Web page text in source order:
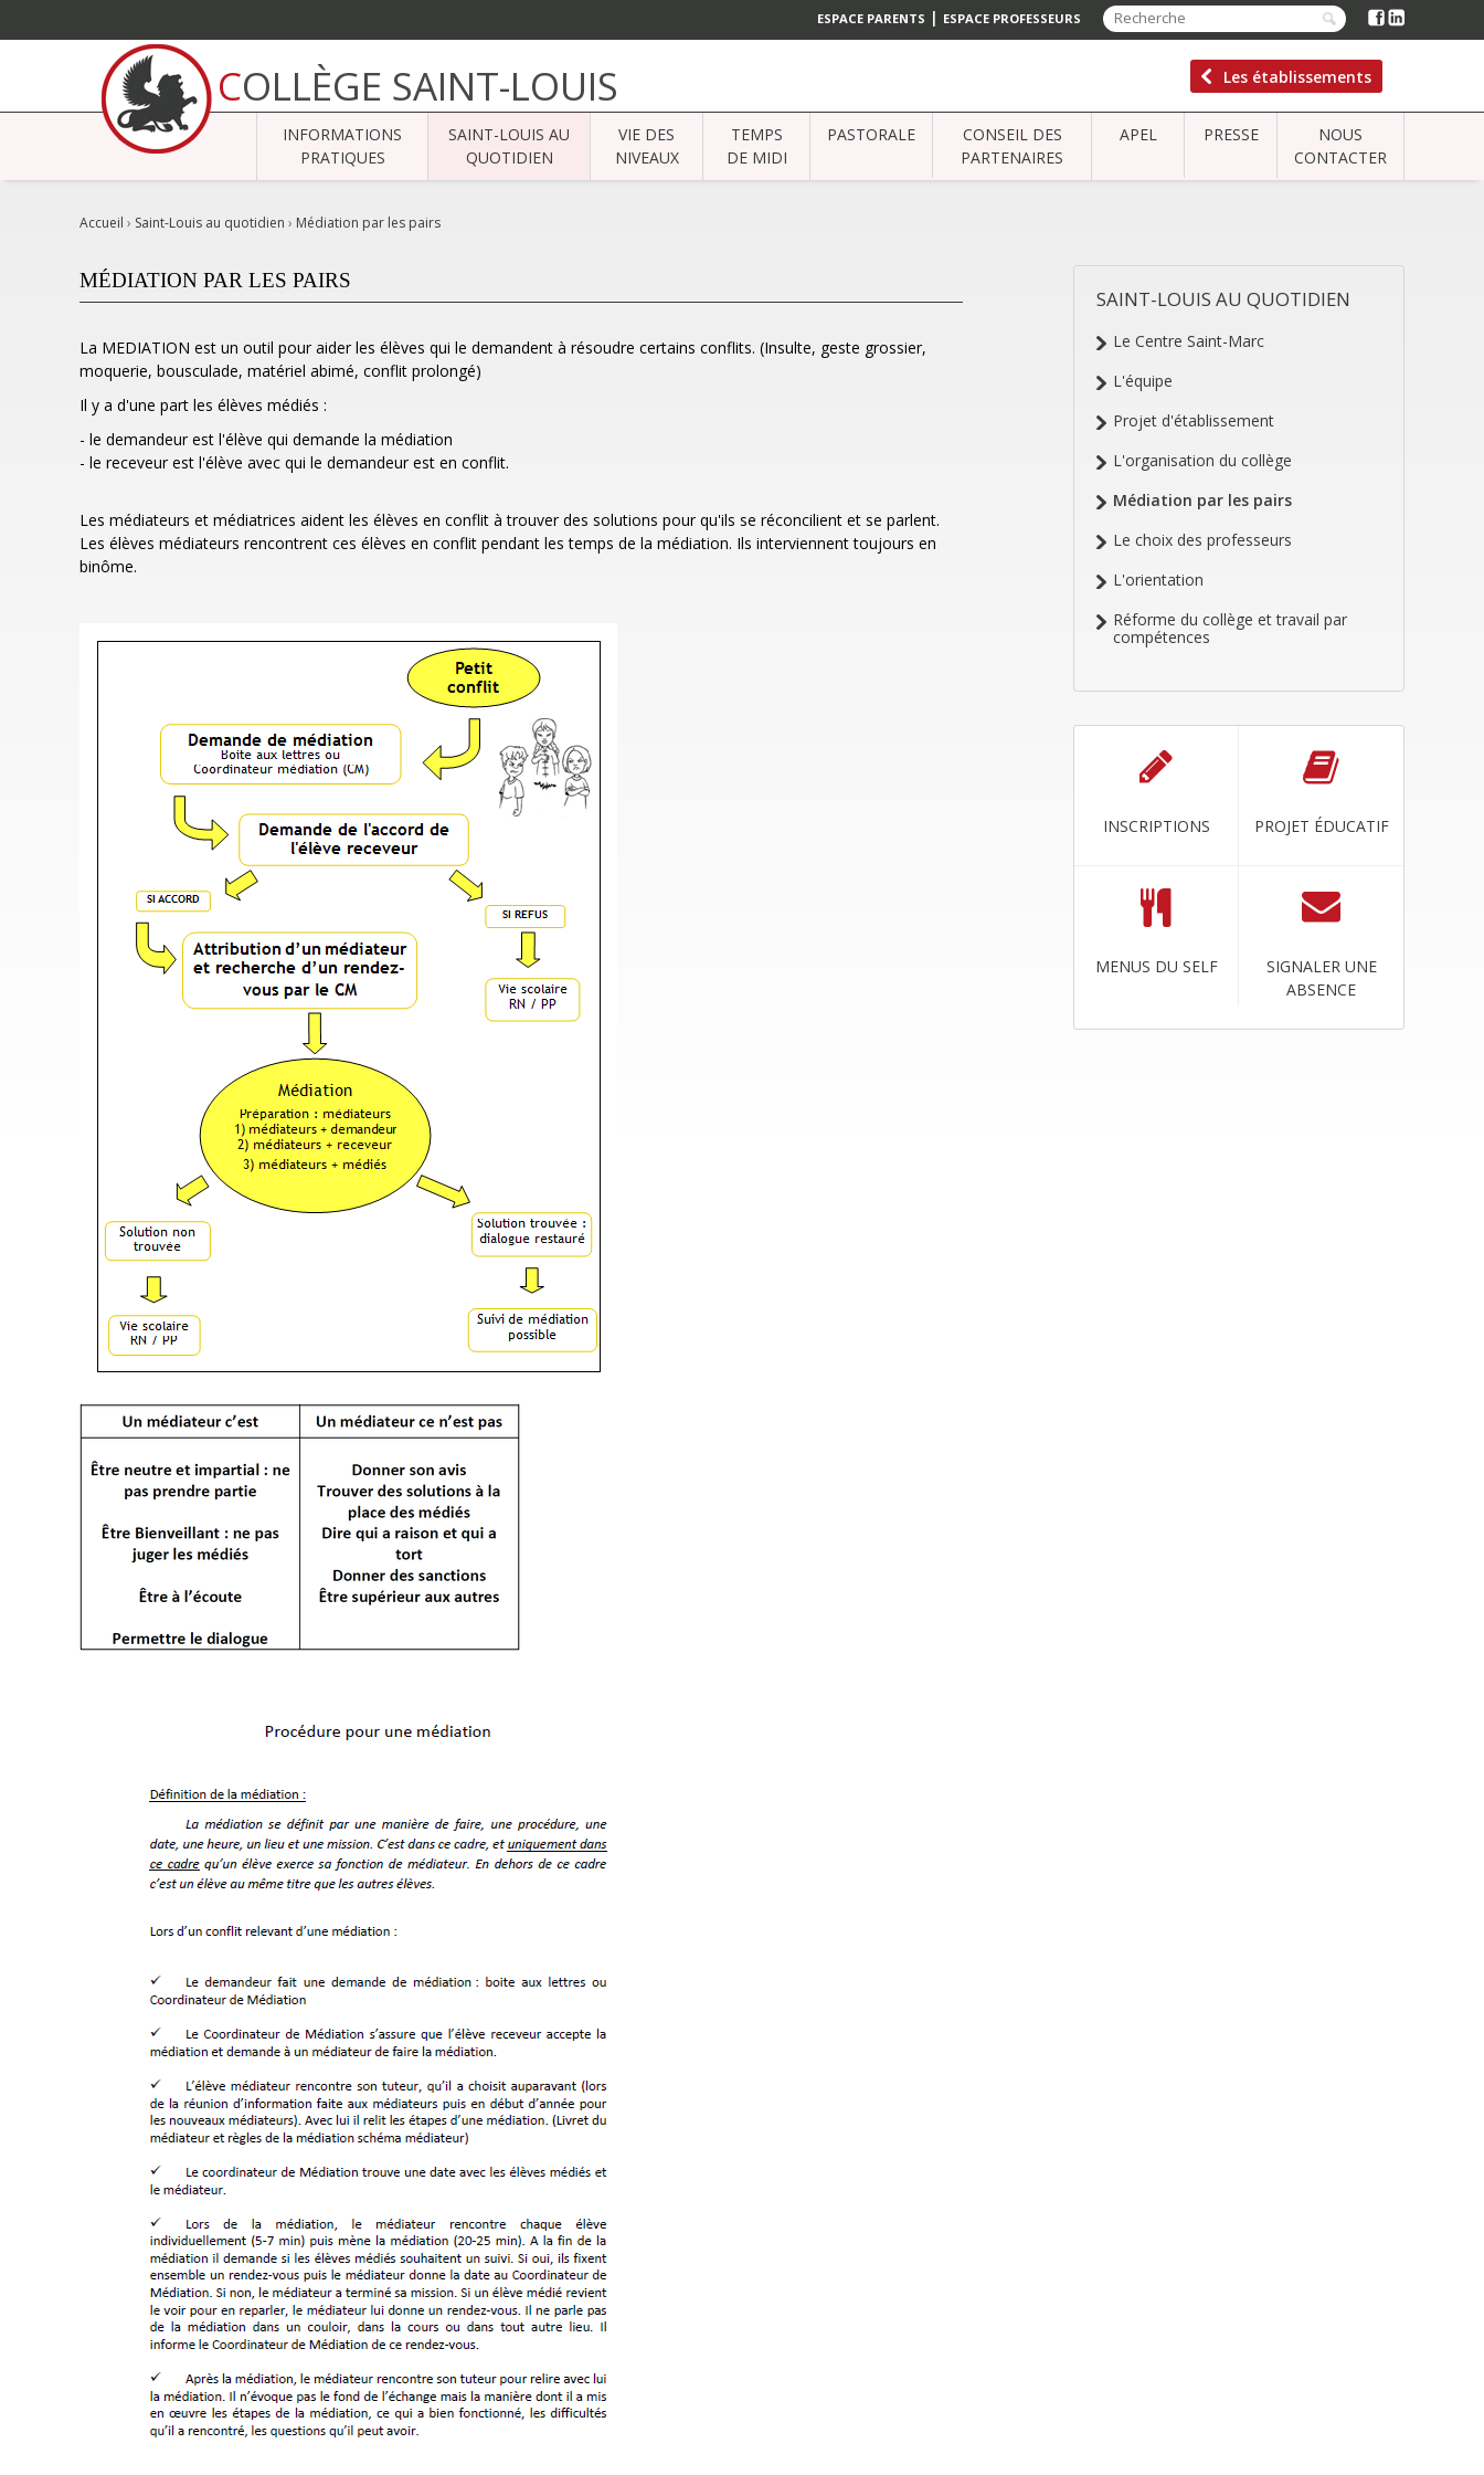
ESPACE PARENTS | ESPACE PROFESSEURS
contenu.
Aller
COLLÈGE SAINT-LOUIS Les établissements
INFORMATIONS
PRATIQUES
SAINT-LOUIS AU
QUOTIDIEN
VIE DES
NIVEAUX
TEMPS
DE MIDI
PASTORALE
CONSEIL DES
PARTENAIRES
APEL PRESSE
NOUS
CONTACTER
Accueil › Saint-Louis au quotidien › Médiation par les pairs
NAVIGATION
SAINT-LOUIS AU QUOTIDIEN
Le Centre Saint-Marc
L'équipe
Projet d'établissement
L'organisation du collège
Médiation par les pairs
Le choix des professeurs
L'orientation
Réforme du collège et travail par
compétences
INSCRIPTIONS PROJET ÉDUCATIF
MENUS DU SELF
SIGNALER UNE
ABSENCE
MÉDIATION PAR LES PAIRS
La MEDIATION est un outil pour aider les élèves qui le demandent à résoudre certains conflits. (Insulte, geste grossier,
moquerie, bousculade, matériel abimé, conflit prolongé)
Il y a d'une part les élèves médiés :
- le demandeur est l'élève qui demande la médiation
- le receveur est l'élève avec qui le demandeur est en conflit.
Les médiateurs et médiatrices aident les élèves en conflit à trouver des solutions pour qu'ils se réconcilient et se parlent.
Les élèves médiateurs rencontrent ces élèves en conflit pendant les temps de la médiation. Ils interviennent toujours en
binôme.